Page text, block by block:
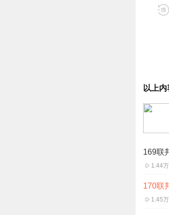
以上
169联
1.44万
170联
1.45万